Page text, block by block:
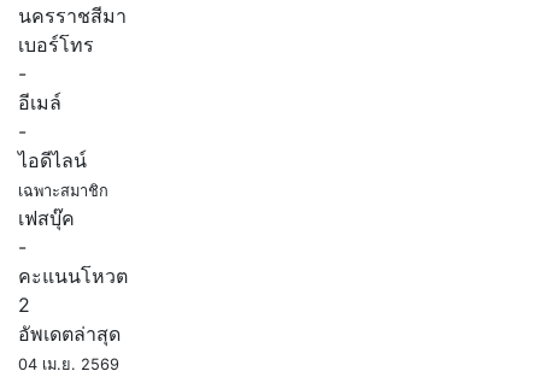
นครราชสีมา
เบอร์โทร
-
อีเมล์
-
ไอดีไลน์
เฉพาะสมาชิก
เฟสบุ๊ค
-
คะแนนโหวต
2
อัพเดตล่าสุด
04 เม.ย. 2569